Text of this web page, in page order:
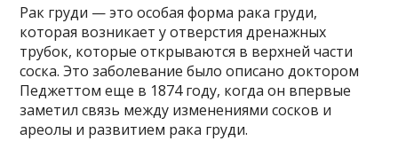
Рак груди — это особая форма рака груди,
которая возникает у отверстия дренажных
трубок, которые открываются в верхней части
соска. Это заболевание было описано доктором
Педжеттом еще в 1874 году, когда он впервые
заметил связь между изменениями сосков и
ареолы и развитием рака груди.